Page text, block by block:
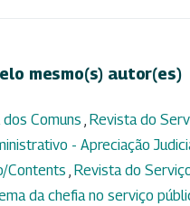
mesmo(s) autor(es)
dos Comuns , Revista do
- Apreciação
Contents , Revista do
da chefia no serviço